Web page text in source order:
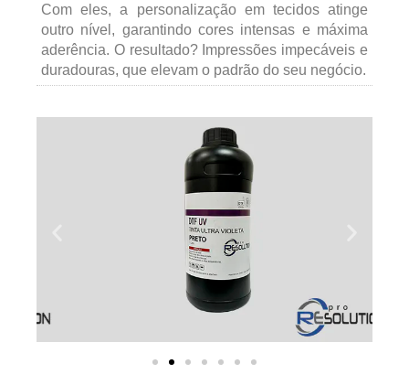
Com eles, a personalização em tecidos atinge
outro nível, garantindo cores intensas e máxima
aderência. O resultado? Impressões impecáveis e
duradouras, que elevam o padrão do seu negócio.